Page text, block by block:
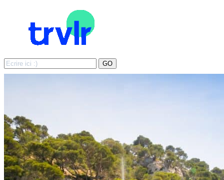
Search
for:
GO